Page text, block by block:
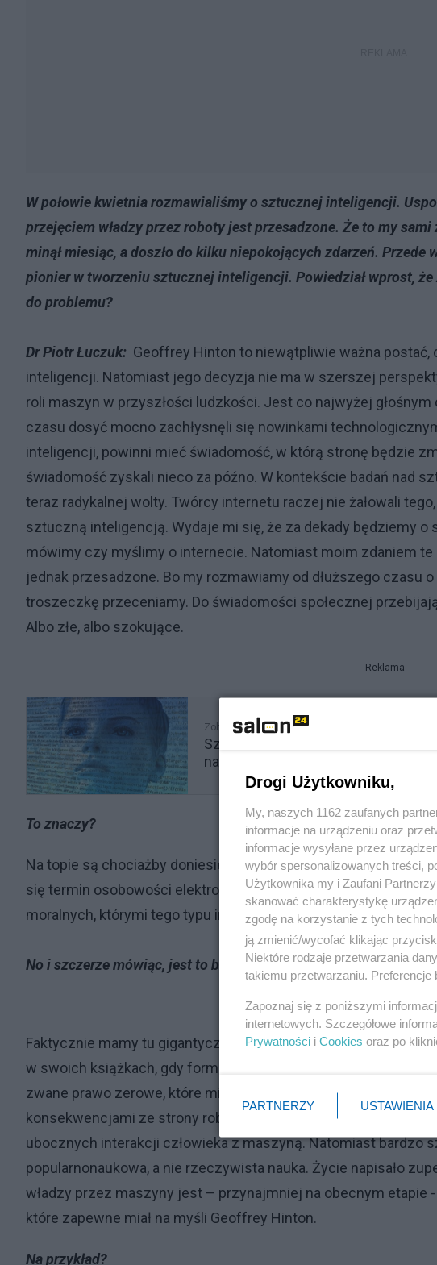
W połowie kwietnia rozmawialiśmy o sztucznej inteligencji.
przejęciem władzy przez roboty jest przesadzone. Że to my
minął miesiąc, a doszło do kilku niepokojących zdarzeń. Przede
pionier w tworzeniu sztucznej inteligencji. Powiedział wprost, że
do problemu?
Dr Piotr Łuczuk: Geoffrey Hinton to niewątpliwie ważna
inteligencji. Natomiast jego decyzja nie ma w szerszej
roli maszyn w przyszłości ludzkości. Jest co najwyżej
czasu dosyć mocno zachłysnęli się nowinkami
inteligencji, powinni mieć świadomość, w którą stronę będzie
świadomość zyskali nieco za późno. W kontekście badań nad
teraz radykalnej wolty. Twórcy internetu raczej nie żałowali
sztuczną inteligencją. Wydaje mi się, że za dekady będziemy
mówimy czy myślimy o internecie. Natomiast moim zdaniem
jednak przesadzone. Bo my rozmawiamy od dłuższego
troszeczkę przeceniamy. Do świadomości społecznej
Albo złe, albo szokujące.
Reklama
Zobacz także
Sztuczna inteligencja zagraża
na pulsie"
To znaczy?
Na topie są chociażby doniesienia o tym, że robot Sofia
się termin osobowości elektronicznej, rozważa się
moralnych, którymi tego typu indywidua byłyby obejmowane.
No i szczerze mówiąc, jest to bardzo niepokojące.
Reklama
Faktycznie mamy tu gigantyczne pole do nadużyć. To na co
w swoich książkach, gdy formułował te słynne prawa robotów,
zwane prawo zerowe, które miało chronić niejako ludzkość
konsekwencjami ze strony robotów. A więc różnego rodzaju
ubocznych interakcji człowieka z maszyną. Natomiast bardzo
popularnonaukowa, a nie rzeczywista nauka. Życie napisało
władzy przez maszyny jest – przynajmniej na obecnym etapie
które zapewne miał na myśli Geoffrey Hinton.
Na przykład?
Drogi Użytkowniku,
My, naszych 1162 zaufanych
informacje na urządzeniu oraz
informacje wysyłane przez
wybór spersonalizowanych treści,
Użytkownika my i Zaufani
skanować charakterystykę
zgodę na korzystanie z tych
ją zmienić/wycofać klikając
Niektóre rodzaje przetwarzania
takiemu przetwarzaniu. Preferencje
Zapoznaj się z poniższymi
internetowych. Szczegółowe
Prywatności i Cookies oraz po
PARTNERZY USTAWIENIA